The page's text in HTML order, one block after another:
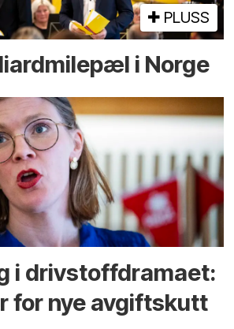
PLUSS
i Norge
i drivstoffdramaet:
for nye avgiftskutt